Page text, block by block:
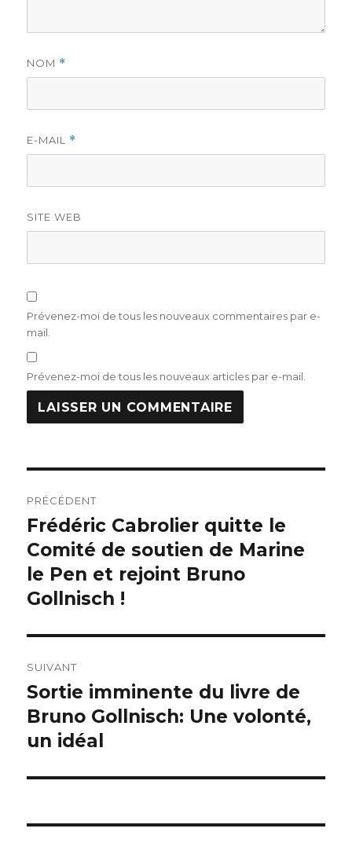
NOM *
E-MAIL *
SITE WEB
Prévenez-moi de tous les nouveaux commentaires par e-
mail.
Prévenez-moi de tous les nouveaux articles par e-mail.
de
l’article
PRÉCÉDENT
Publication
précédente :
Frédéric Cabrolier quitte le
Comité de soutien de Marine
le Pen et rejoint Bruno
Gollnisch !
SUIVANT
Publication
suivante :
Sortie imminente du livre de
Bruno Gollnisch: Une volonté,
un idéal